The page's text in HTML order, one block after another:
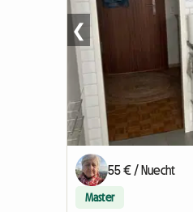
❮
55 € / Nuecht
Master